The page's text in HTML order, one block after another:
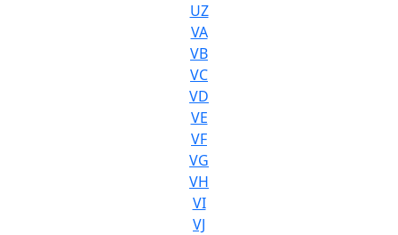
UZ
VA
VB
VC
VD
VE
VF
VG
VH
VI
VJ